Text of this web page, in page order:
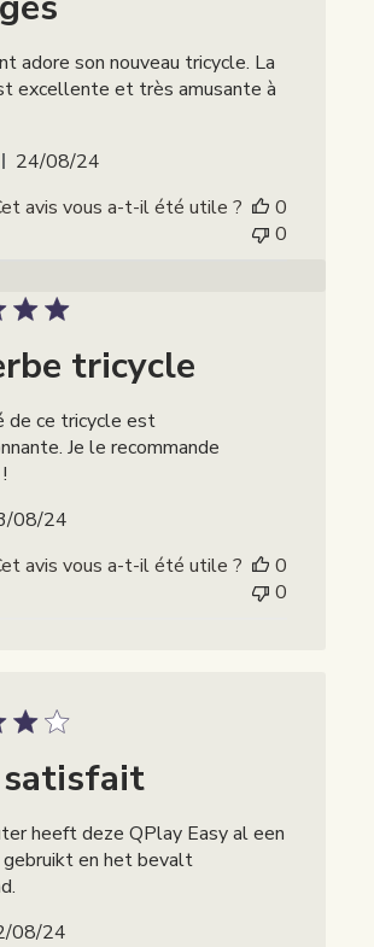
adore son nouveau tricycle. La
excellente et très amusante à
Publicatiedatum
24/08/24
avis vous a-t-il été utile ?
0
0
tricycle
de ce tricycle est
Je le recommande
Publicatiedatum
08/24
avis vous a-t-il été utile ?
0
0
satisfait
heeft deze QPlay Easy al een
gebruikt en het bevalt
Publicatiedatum
08/24